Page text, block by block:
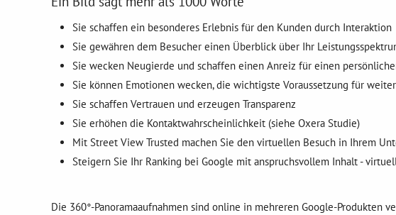
Sie schaffen ein besonderes Erlebnis für den Kunden durch Interaktion
Sie gewähren dem Besucher einen Überblick über Ihr
Sie wecken Neugierde und schaffen einen Anreiz für einen
Sie können Emotionen wecken, die wichtigste Voraussetzung für
Sie schaffen Vertrauen und erzeugen Transparenz
Sie erhöhen die Kontaktwahrscheinlichkeit (siehe Oxera Studie)
Mit Street View Trusted machen Sie den virtuellen Besuch in Ihrem
Steigern Sie Ihr Ranking bei Google mit anspruchsvollem Inhalt -
Die 360°-Panoramaaufnahmen sind online in mehreren Google-Produkten